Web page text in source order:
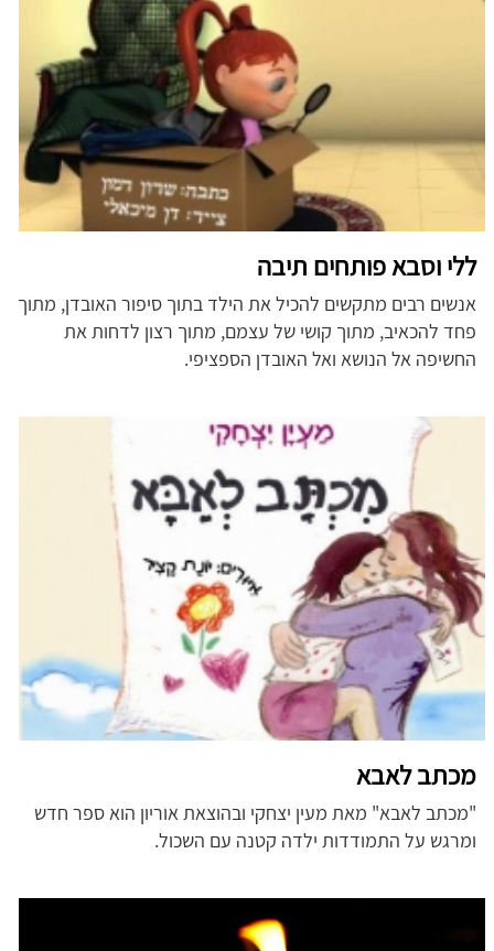
ללי וסבא פותחים תיבה
אנשים רבים מתקשים להכיל את הילד בתוך סיפור האובדן, מתוך
פחד להכאיב, מתוך קושי של עצמם, מתוך רצון לדחות את
החשיפה אל הנושא ואל האובדן הספציפי.
מכתב לאבא
"מכתב לאבא" מאת מעין יצחקי ובהוצאת אוריון הוא ספר חדש
ומרגש על התמודדות ילדה קטנה עם השכול.